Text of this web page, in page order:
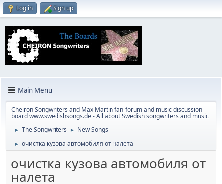
Log in Sign up
Main Menu
Cheiron Songwriters and Max Martin fan-forum and music discussion
board www.swedishsongs.de - All about Swedish songwriters and music
► The Songwriters ► New Songs
► очистка кузова автомобиля от налета
очистка кузова автомобиля от
налета